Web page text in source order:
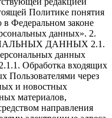
Политике понятия
в Федеральном законе
данных». 2.
ДАННЫХ 2.1.
данных
Обработка входящих
Пользователями через
и новостных
материалов,
направления